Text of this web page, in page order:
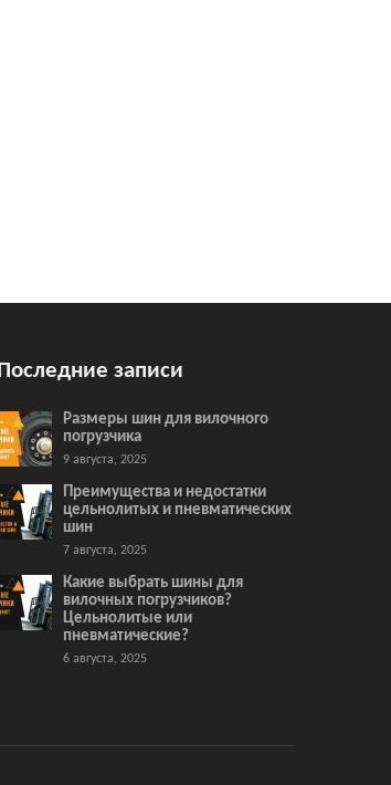
Последние записи
Размеры шин для вилочного
погрузчика
9 августа, 2025
Преимущества и недостатки
цельнолитых и пневматических
шин
7 августа, 2025
Какие выбрать шины для
вилочных погрузчиков?
Цельнолитые или
пневматические?
6 августа, 2025